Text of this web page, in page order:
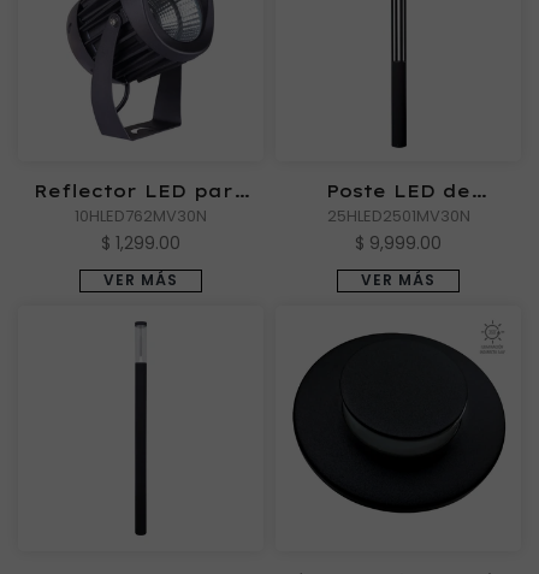
Reflector LED para
sobreponer o estaca,
10 W, Luz suave
10HLED762MV30N
$ 1,299.00
VER MÁS
Poste LED de
exterior, 25 W, Luz
suave cálida
25HLED2501MV30N
$ 9,999.00
VER MÁS